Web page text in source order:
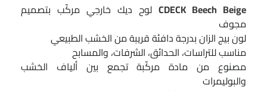
CDECK Beech Beige لوح ديك خارجي مركّب بتصميم
مجوف
لون بيج الزان بدرجة دافئة قريبة من الخشب الطبيعي
مناسب للتراسات، الحدائق، الشرفات، والمسابح
مصنوع من مادة مركّبة تجمع بين ألياف الخشب
والبوليمرات